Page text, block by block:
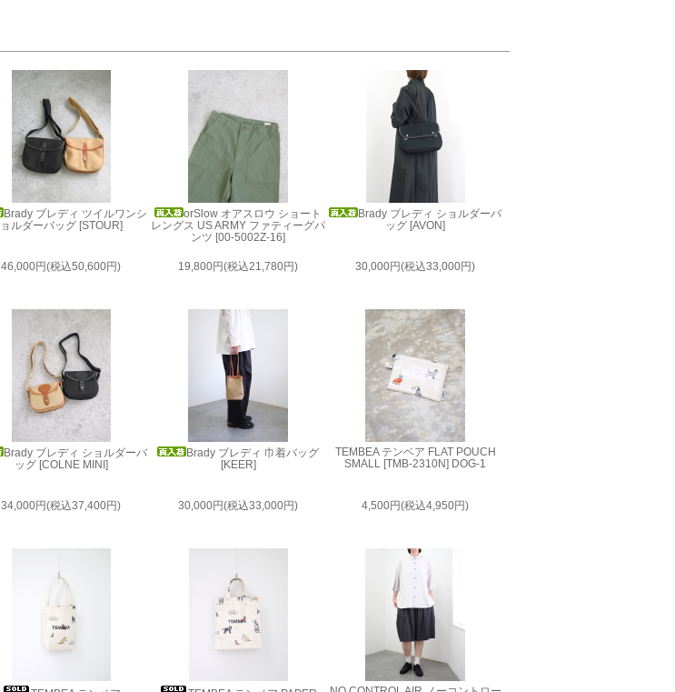
Brady ブレディ ツイルワンシ
ョルダーバッグ [STOUR]
46,000円(税込50,600円)
orSlow オアスロウ ショート
レングス US ARMY ファティーグパ
ンツ [00-5002Z-16]
19,800円(税込21,780円)
Brady ブレディ ショルダーバ
ッグ [AVON]
30,000円(税込33,000円)
Brady ブレディ ショルダーバ
ッグ [COLNE MINI]
34,000円(税込37,400円)
Brady ブレディ 巾着バッグ
[KEER]
30,000円(税込33,000円)
TEMBEA テンベア FLAT POUCH
SMALL [TMB-2310N] DOG-1
4,500円(税込4,950円)